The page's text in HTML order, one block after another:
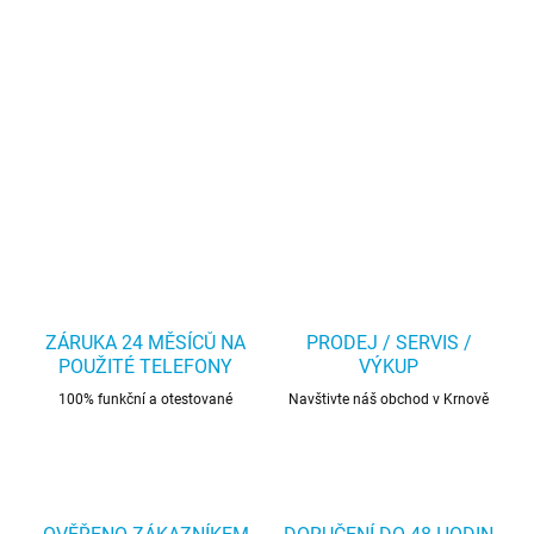
ZÁRUKA 24 MĚSÍCŮ NA
POUŽITÉ TELEFONY
100% funkční a otestované
PRODEJ / SERVIS /
VÝKUP
Navštivte náš obchod v Krnově